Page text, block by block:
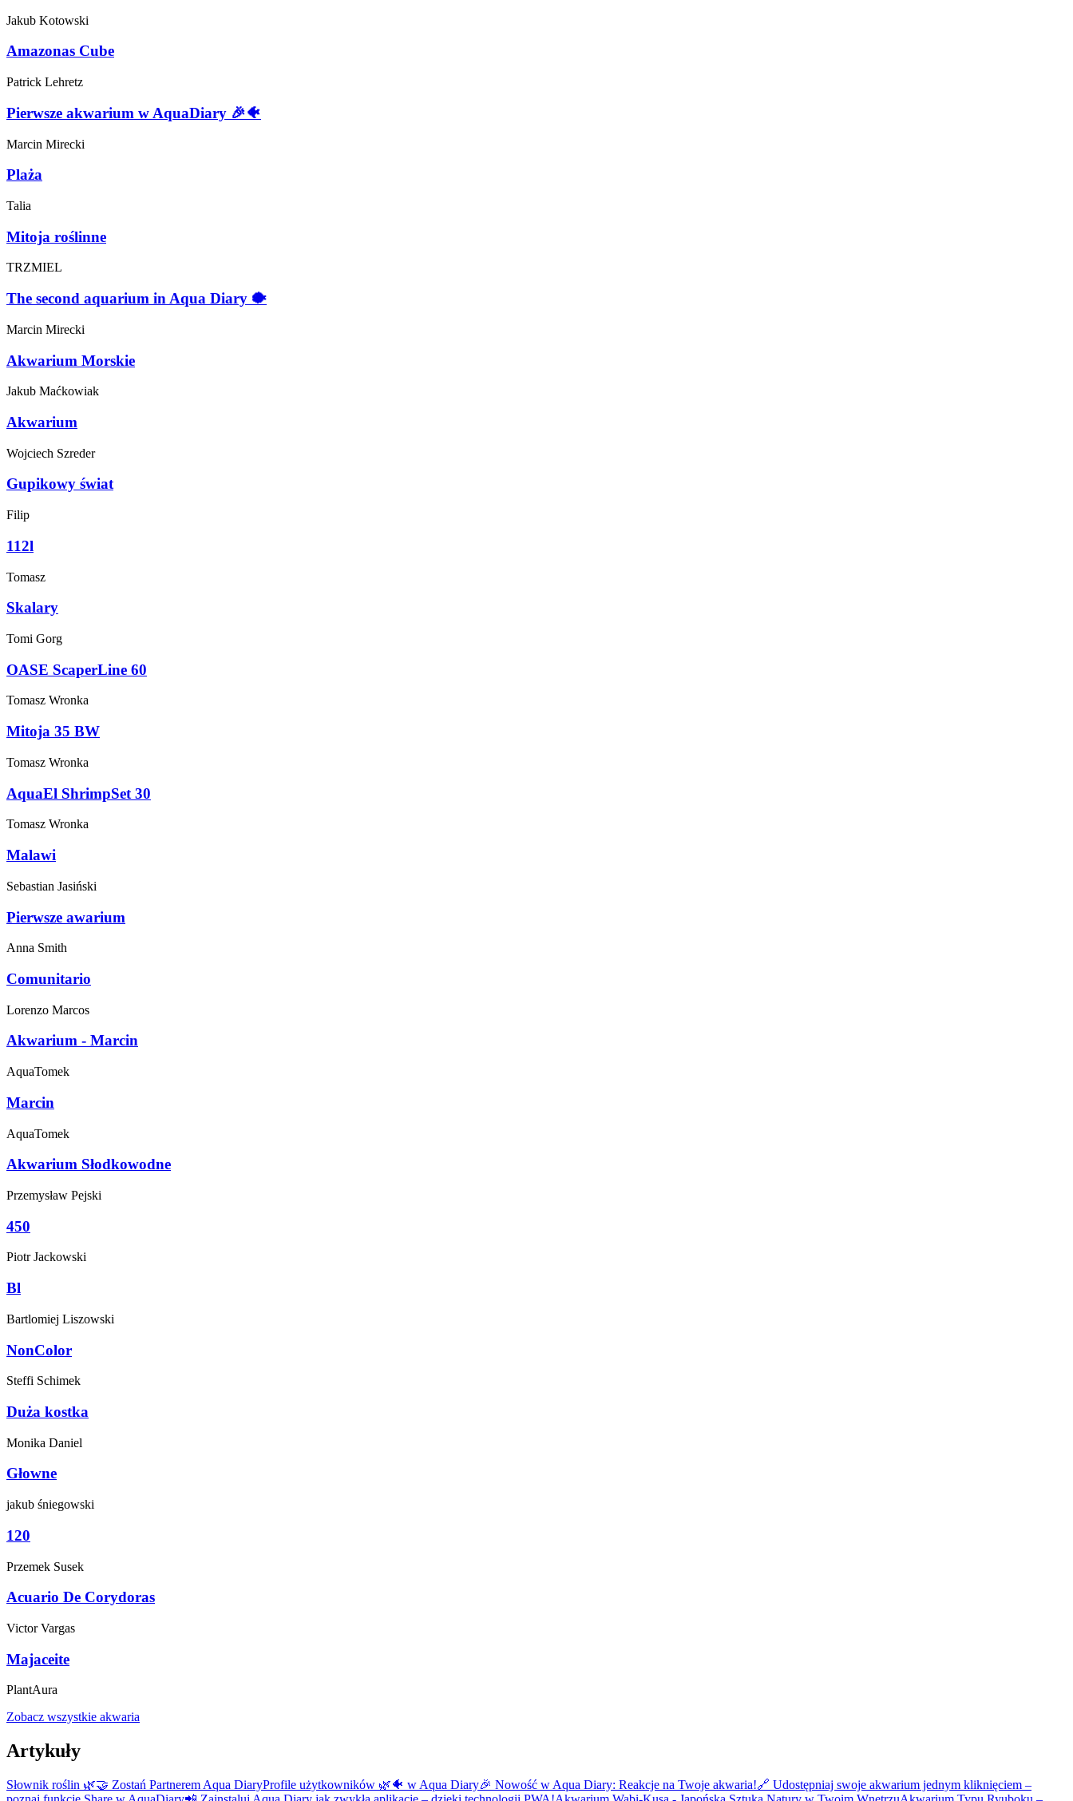
Jakub Kotowski
Amazonas Cube
Patrick Lehretz
Pierwsze akwarium w AquaDiary 🎉🐠
Marcin Mirecki
Plaża
Talia
Mitoja roślinne
TRZMIEL
The second aquarium in Aqua Diary 🐡
Marcin Mirecki
Akwarium Morskie
Jakub Maćkowiak
Akwarium
Wojciech Szreder
Gupikowy świat
Filip
112l
Tomasz
Skalary
Tomi Gorg
OASE ScaperLine 60
Tomasz Wronka
Mitoja 35 BW
Tomasz Wronka
AquaEl ShrimpSet 30
Tomasz Wronka
Malawi
Sebastian Jasiński
Pierwsze awarium
Anna Smith
Comunitario
Lorenzo Marcos
Akwarium - Marcin
AquaTomek
Marcin
AquaTomek
Akwarium Słodkowodne
Przemysław Pejski
450
Piotr Jackowski
Bl
Bartlomiej Liszowski
NonColor
Steffi Schimek
Duża kostka
Monika Daniel
Głowne
jakub śniegowski
120
Przemek Susek
Acuario De Corydoras
Victor Vargas
Majaceite
PlantAura
Zobacz wszystkie akwaria
Artykuły
Słownik roślin 🌿🤝 Zostań Partnerem Aqua DiaryProfile użytkowników 🌿🐠 w Aqua Diary🎉 Nowość w Aqua Diary: Reakcje na Twoje akwaria!🔗 Udostępniaj swoje akwarium jednym kliknięciem –